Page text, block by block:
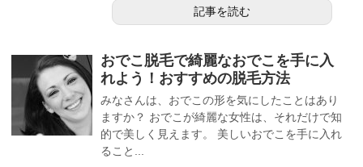
記事を読む
おでこ脱毛で綺麗なおでこを手に入
れよう！おすすめの脱毛方法
みなさんは、おでこの形を気にしたことはあり
ますか？ おでこが綺麗な女性は、それだけで知
的で美しく見えます。 美しいおでこを手に入れ
ること...